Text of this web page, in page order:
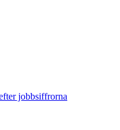
jobbsiffrorna